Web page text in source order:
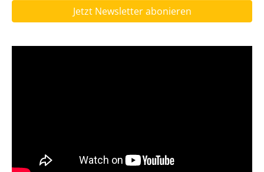
Jetzt Newsletter abonieren